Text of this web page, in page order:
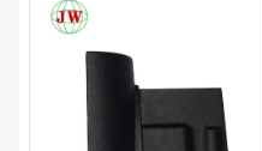
ПРОДУКТ
НОВИНИ
СЛУЧАЙ